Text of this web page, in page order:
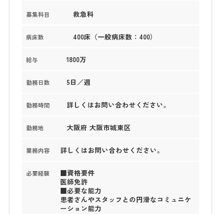
募集科目 救急科
病床数 400床（一般病床数：400）
給与 1800万
勤務日数 5日／週
勤務時間 詳しくはお問い合わせください。
勤務地 大阪府 大阪市城東区
業務内容 詳しくはお問い合わせください。
必要経験
■資格要件
医師免許
■必要な能力
患者さんやスタッフとの円滑なコミュニケ
ーション能力